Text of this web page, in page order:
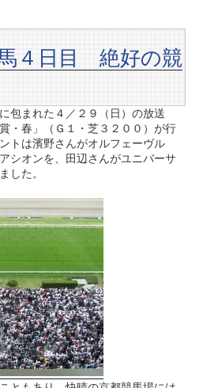
４日目 絶好の競
包まれた４／２９（日）の放送
・春」（Ｇ１・芝３２００）が行
トは濱野さんがオルフェーヴル
シオンを、田辺さんがユニバーサ
した。